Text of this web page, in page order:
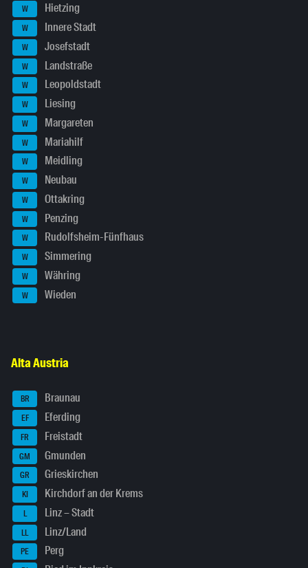
W Hietzing
W Innere Stadt
W Josefstadt
W Landstraße
W Leopoldstadt
W Liesing
W Margareten
W Mariahilf
W Meidling
W Neubau
W Ottakring
W Penzing
W Rudolfsheim-Fünfhaus
W Simmering
W Währing
W Wieden
Alta Austria
BR Braunau
EF Eferding
FR Freistadt
GM Gmunden
GR Grieskirchen
KI Kirchdorf an der Krems
L Linz – Stadt
LL Linz/Land
PE Perg